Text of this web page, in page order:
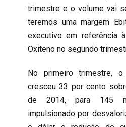
trimestre e o volume vai
teremos uma margem
executivo em referência
Oxiteno no segundo
No primeiro trimestre,
cresceu 33 por cento
de 2014, para 145
impulsionado por